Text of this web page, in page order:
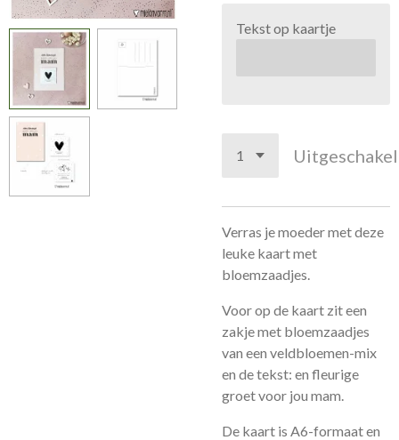
Tekst op kaartje
Verras je moeder met deze
leuke kaart met
bloemzaadjes.
Voor op de kaart zit een
zakje met bloemzaadjes
van een veldbloemen-mix
en de tekst: en fleurige
groet voor jou mam.
De kaart is A6-formaat en